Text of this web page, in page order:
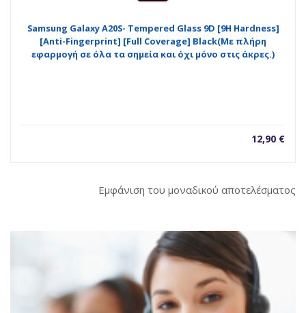
Samsung Galaxy A20S- Tempered Glass 9D [9H Hardness]
[Anti-Fingerprint] [Full Coverage] Black(Με πλήρη
εφαρμογή σε όλα τα σημεία και όχι μόνο στις άκρες.)
12,90 €
Εμφάνιση του μοναδικού αποτελέσματος